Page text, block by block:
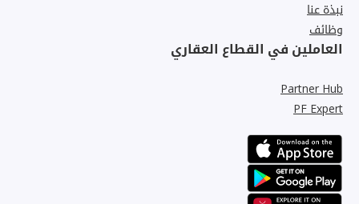
نبذة عنا
وظائف
العاملين في القطاع العقاري
Partner Hub
PF Expert